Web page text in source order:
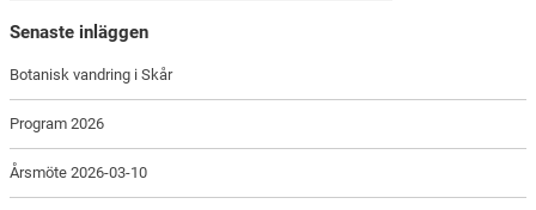
Senaste inläggen
Botanisk vandring i Skår
Program 2026
Årsmöte 2026-03-10